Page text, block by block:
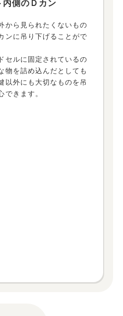
から見られたくないもの
ンに吊り下げることがで
セルに固定されているの
物を詰め込んだとしても
以外にも大切なものを吊
できます。